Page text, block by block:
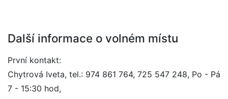
Další informace o volném místu
První kontakt:
Chytrová Iveta, tel.: 974 861 764, 725 547 248, Po - Pá
7 - 15:30 hod,